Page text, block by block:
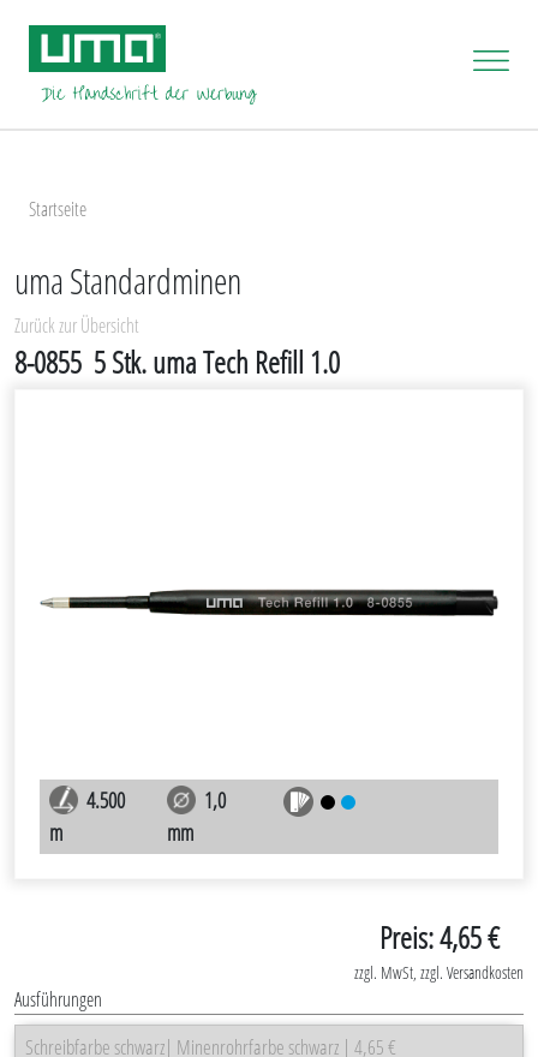
Startseite
uma Standardminen
Zurück zur Übersicht
8-0855 5 Stk. uma Tech Refill 1.0
4.500
m
1,0
mm
Preis: 4,65 €
zzgl. MwSt, zzgl. Versandkosten
Ausführungen
Schreibfarbe schwarz| Minenrohrfarbe schwarz | 4,65 €